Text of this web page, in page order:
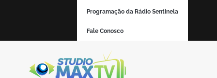
Programação da Rádio Sentinela
Fale Conosco